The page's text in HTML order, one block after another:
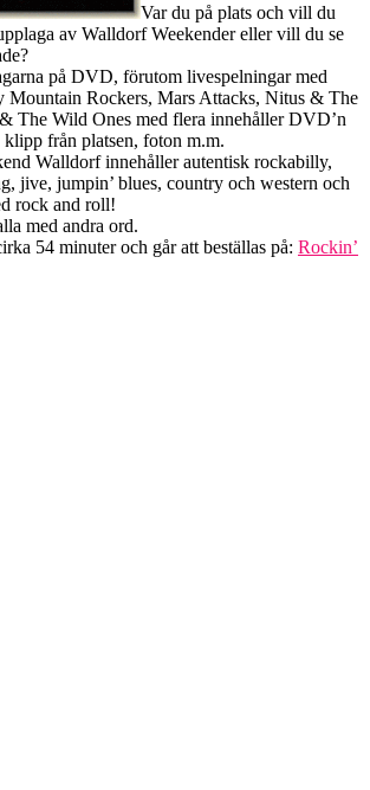
Var du på plats och vill du
av Walldorf Weekender eller vill du se
på DVD, förutom livespelningar med
Mountain Rockers, Mars Attacks, Nitus & The
The Wild Ones med flera innehåller DVD’n
klipp från platsen, foton m.m.
Walldorf innehåller autentisk rockabilly,
jive, jumpin’ blues, country och western och
rock and roll!
med andra ord.
54 minuter och går att beställas på: Rockin’